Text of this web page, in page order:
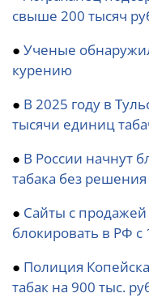
свыше 200 тысяч
● Ученые
курению
● В 2025 году в
тысячи единиц
● В России начнут
табака без решения
● Сайты с продажей
блокировать в РФ с
● Полиция
табак на 900 тыс.